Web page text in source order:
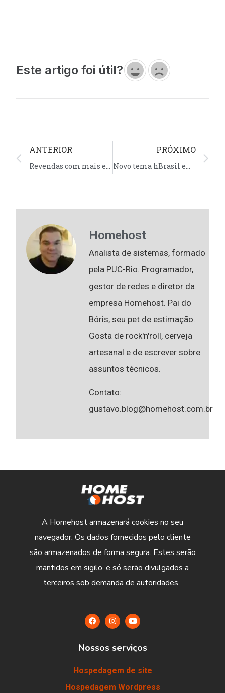
Este artigo foi útil?
ANTERIOR
Revendas com mais espaço e recursos
PRÓXIMO
Novo tema hBrasil em português para revendas WHM
Homehost
Analista de sistemas, formado
pela PUC-Rio. Programador,
gestor de redes e diretor da
empresa Homehost. Pai do
Bóris, seu pet de estimação.
Gosta de rock'n'roll, cerveja
artesanal e de escrever sobre
assuntos técnicos.
Contato:
gustavo.blog@homehost.com.br
A Homehost armazenará cookies no seu
navegador. Os dados fornecidos pelo cliente
são armazenados de forma segura. Estes serão
mantidos em sigilo, e só serão divulgados a
terceiros sob demanda de autoridades.
Nossos serviços
Hospedagem de site
Hospedagem Wordpress